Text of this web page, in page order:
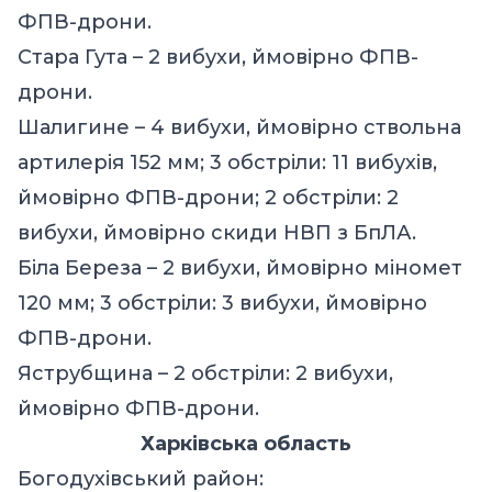
ФПВ-дрони.
Стара Гута – 2 вибухи, ймовірно ФПВ-
дрони.
Шалигине – 4 вибухи, ймовірно ствольна
артилерія 152 мм; 3 обстріли: 11 вибухів,
ймовірно ФПВ-дрони; 2 обстріли: 2
вибухи, ймовірно скиди НВП з БпЛА.
Біла Береза – 2 вибухи, ймовірно міномет
120 мм; 3 обстріли: 3 вибухи, ймовірно
ФПВ-дрони.
Яструбщина – 2 обстріли: 2 вибухи,
ймовірно ФПВ-дрони.
Харківська область
Богодухівський район: